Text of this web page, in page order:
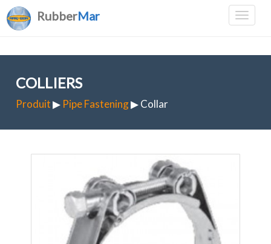
RubberMar
COLLIERS
Produit▶ Pipe Fastening▶ Collar